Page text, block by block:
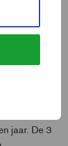
(die
jaar. De 3